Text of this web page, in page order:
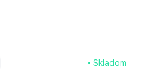
Skladom